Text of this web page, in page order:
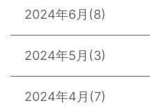
2024年6月 (8)
2024年5月 (3)
2024年4月 (7)